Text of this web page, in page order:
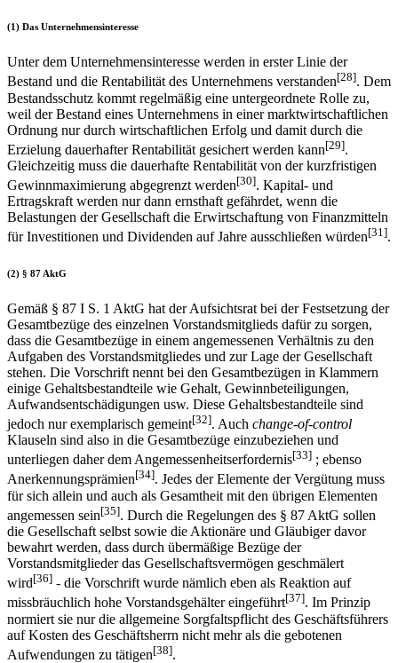
(1) Das Unternehmensinteresse
Unter dem Unternehmensinteresse werden in erster Linie der
Bestand und die Rentabilität des Unternehmens verstanden[28]. Dem
Bestandsschutz kommt regelmäßig eine untergeordnete Rolle zu,
weil der Bestand eines Unternehmens in einer marktwirtschaftlichen
Ordnung nur durch wirtschaftlichen Erfolg und damit durch die
Erzielung dauerhafter Rentabilität gesichert werden kann[29].
Gleichzeitig muss die dauerhafte Rentabilität von der kurzfristigen
Gewinnmaximierung abgegrenzt werden[30]. Kapital- und
Ertragskraft werden nur dann ernsthaft gefährdet, wenn die
Belastungen der Gesellschaft die Erwirtschaftung von Finanzmitteln
für Investitionen und Dividenden auf Jahre ausschließen würden[31].
(2) § 87 AktG
Gemäß § 87 I S. 1 AktG hat der Aufsichtsrat bei der Festsetzung der
Gesamtbezüge des einzelnen Vorstandsmitglieds dafür zu sorgen,
dass die Gesamtbezüge in einem angemessenen Verhältnis zu den
Aufgaben des Vorstandsmitgliedes und zur Lage der Gesellschaft
stehen. Die Vorschrift nennt bei den Gesamtbezügen in Klammern
einige Gehaltsbestandteile wie Gehalt, Gewinnbeteiligungen,
Aufwandsentschädigungen usw. Diese Gehaltsbestandteile sind
jedoch nur exemplarisch gemeint[32]. Auch change-of-control
Klauseln sind also in die Gesamtbezüge einzubeziehen und
unterliegen daher dem Angemessenheitserfordernis[33] ; ebenso
Anerkennungsprämien[34]. Jedes der Elemente der Vergütung muss
für sich allein und auch als Gesamtheit mit den übrigen Elementen
angemessen sein[35]. Durch die Regelungen des § 87 AktG sollen
die Gesellschaft selbst sowie die Aktionäre und Gläubiger davor
bewahrt werden, dass durch übermäßige Bezüge der
Vorstandsmitglieder das Gesellschaftsvermögen geschmälert
wird[36] - die Vorschrift wurde nämlich eben als Reaktion auf
missbräuchlich hohe Vorstandsgehälter eingeführt[37]. Im Prinzip
normiert sie nur die allgemeine Sorgfaltspflicht des Geschäftsführers
auf Kosten des Geschäftsherrn nicht mehr als die gebotenen
Aufwendungen zu tätigen[38].